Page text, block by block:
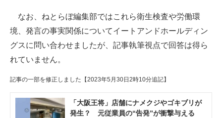
なお、ねとらぼ編集部ではこれら衛生検査や労働環
境、発言の事実関係についてイートアンドホールディン
グスに問い合わせましたが、記事執筆視点で回答は得ら
れていません。
記事の一部を修正しました【2023年5月30日2時10分追記】
「大阪王将」店舗にナメクジやゴキブリが
発生？ 元従業員の“告発”が衝撃与える